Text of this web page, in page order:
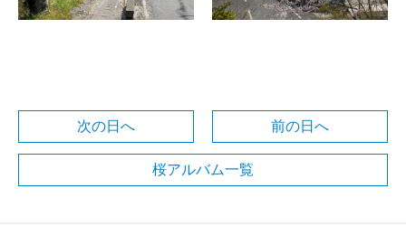
次の日へ 前の日へ
桜アルバム一覧